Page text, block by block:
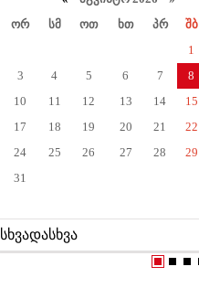
ორ
სმ ოთ ხთ პრ შბ
1
3
4 5 6 7 8
10
11 12 13 14 15
17
18 19 20 21 22
24
25 26 27 28 29
31
ᲡᲮᲕᲐᲓᲐᲡᲮᲕᲐ